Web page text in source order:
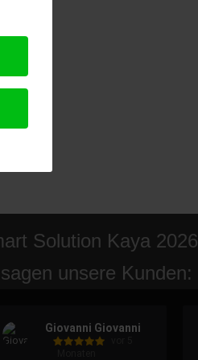
Solution Kaya 2026
unsere Kunden:
Giovanni Giovanni